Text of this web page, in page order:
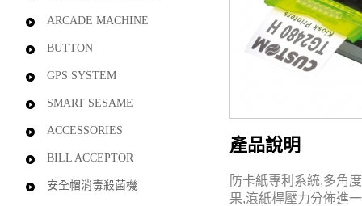
ARCADE MACHINE
BUTTON
GPS SYSTEM
SMART SESAME
ACCESSORIES
BILL ACCEPTOR
安全帽消毒殺菌機
產品說明
防卡紙專利系統,多角
果,滾紙桿壓力分佈進